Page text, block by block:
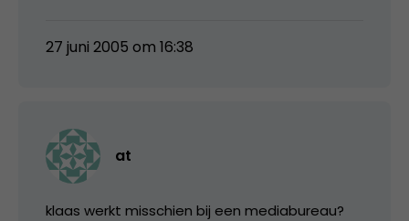
27 juni 2005 om 16:38
at
klaas werkt misschien bij een mediabureau?